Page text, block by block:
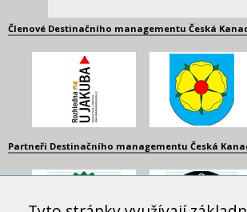
Členové Destinačního managementu Česká
Partneři Destinačního managementu Česká